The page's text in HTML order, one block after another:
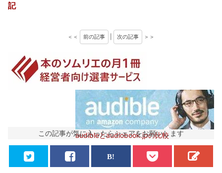
記
＜＜ 前の記事 次の記事 ＞＞
audibleとaudiobook.jpの比較
この記事が気に入ったらシェアをお願いします